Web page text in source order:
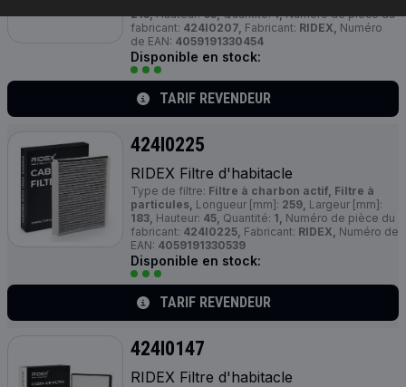
213,Hauteur:63,Quantité:1,Numéro de pièce du
fabricant: 424I0207, Fabricant: RIDEX, Numéro
de EAN: 4059191330454
Disponible en stock:
TARIF REVENDEUR
424I0225
RIDEX Filtre d'habitacle
Type de filtre: Filtre à charbon actif, Filtre à
particules, Longueur [mm]: 259, Largeur [mm]:
183, Hauteur: 45, Quantité: 1, Numéro de pièce du
fabricant: 424I0225, Fabricant: RIDEX, Numéro de
EAN: 4059191330539
Disponible en stock:
TARIF REVENDEUR
424I0147
RIDEX Filtre d'habitacle